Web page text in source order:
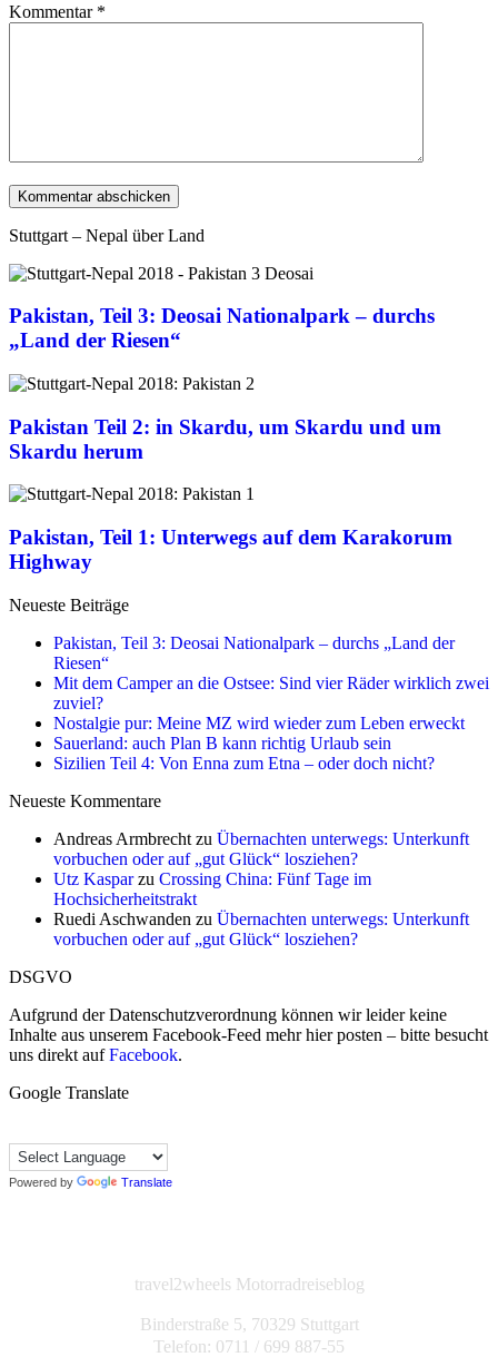
Kommentar *
Stuttgart – Nepal über Land
Pakistan, Teil 3: Deosai Nationalpark – durchs
„Land der Riesen“
Pakistan Teil 2: in Skardu, um Skardu und um
Skardu herum
Pakistan, Teil 1: Unterwegs auf dem Karakorum
Highway
Neueste Beiträge
Pakistan, Teil 3: Deosai Nationalpark – durchs „Land der
Riesen“
Mit dem Camper an die Ostsee: Sind vier Räder wirklich zwei
zuviel?
Nostalgie pur: Meine MZ wird wieder zum Leben erweckt
Sauerland: auch Plan B kann richtig Urlaub sein
Sizilien Teil 4: Von Enna zum Etna – oder doch nicht?
Neueste Kommentare
Andreas Armbrecht zu Übernachten unterwegs: Unterkunft
vorbuchen oder auf „gut Glück“ losziehen?
Utz Kasparzu Crossing China: Fünf Tage im
Hochsicherheitstrakt
Ruedi Aschwanden zu Übernachten unterwegs: Unterkunft
vorbuchen oder auf „gut Glück“ losziehen?
DSGVO
Aufgrund der Datenschutzverordnung können wir leider keine
Inhalte aus unserem Facebook-Feed mehr hier posten – bitte besucht
uns direkt aufFacebook.
Google Translate
Powered by Translate
travel2wheels Motorradreiseblog
Binderstraße 5, 70329 Stuttgart
Telefon: 0711 / 699 887-55